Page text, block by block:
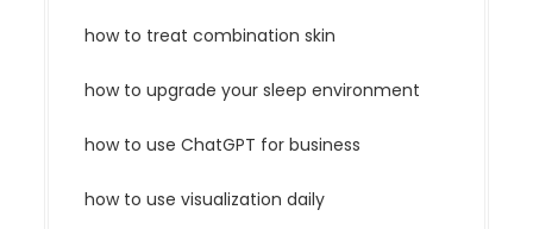
how to treat combination skin
how to upgrade your sleep environment
how to use ChatGPT for business
how to use visualization daily